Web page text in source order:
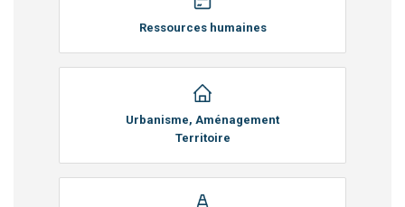
Ressources humaines
Urbanisme, Aménagement
Territoire